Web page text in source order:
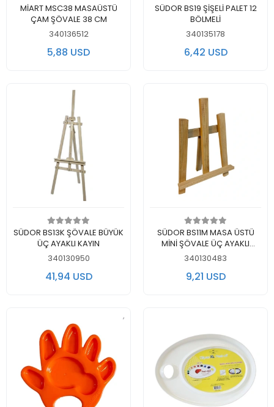
Add to cart
MİART MSC38 MASAÜSTÜ
ÇAM ŞÖVALE 38 CM
340136512
5,88 USD
Add to cart
SÜDOR BS19 ŞİŞELİ PALET 12
BÖLMELİ
340135178
6,42 USD
Add to cart
SÜDOR BS13K ŞÖVALE BÜYÜK
ÜÇ AYAKLI KAYIN
340130950
41,94 USD
Add to cart
SÜDOR BS11M MASA ÜSTÜ
MİNİ ŞÖVALE ÜÇ AYAKLI
28x37cm
340130483
9,21 USD